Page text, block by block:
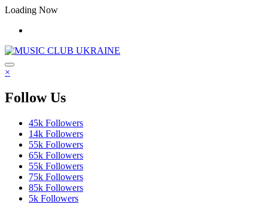
Перейти
контенту
Loading Now
×
Follow Us
45k Followers
14k Followers
55k Followers
65k Followers
55k Followers
75k Followers
85k Followers
5k Followers